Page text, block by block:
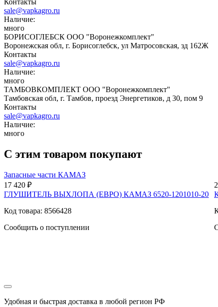
Контакты
sale@vapkagro.ru
Наличие:
много
БОРИСОГЛЕБСК ООО "Воронежкомплект"
Воронежская обл, г. Борисоглебск, ул Матросовская, зд 162Ж
Контакты
sale@vapkagro.ru
Наличие:
много
ТАМБОВКОМПЛЕКТ ООО "Воронежкомплект"
Тамбовская обл, г. Тамбов, проезд Энергетиков, д 30, пом 9
Контакты
sale@vapkagro.ru
Наличие:
много
С этим товаром покупают
Запасные части КАМАЗ
17 420 ₽
ГЛУШИТЕЛЬ ВЫХЛОПА (ЕВРО) КАМАЗ 6520-1201010-20
Код товара: 8566428
Сообщить о поступлении
Удобная и быстрая доставка в любой регион РФ